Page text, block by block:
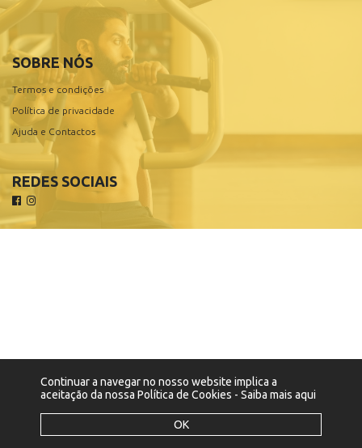
SOBRE NÓS
Termos e condições
Política de privacidade
Ajuda e Contactos
REDES SOCIAIS
Continuar a navegar no nosso website implica a
aceitação da nossa Política de Cookies - Saiba mais aqui
OK